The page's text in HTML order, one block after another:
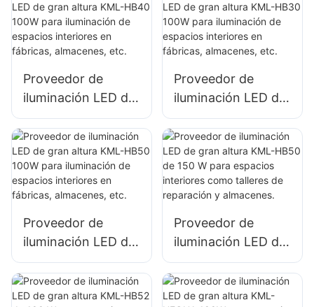
FL2C, proyector
LED de 750 W
reflector LED KML-
FL2C de 1000 W.
Proveedor de
iluminación LED de
gran altura KML-
HB40 100W para
iluminación de
espacios interiores
en fábricas,
Proveedor de
iluminación LED de
gran altura KML-
HB30 100W para
iluminación de
espacios interiores
en fábricas,
Proveedor de
iluminación LED de
gran altura KML-
HB50 100W para
iluminación de
Proveedor de
iluminación LED de
gran altura KML-
HB50 de 150 W
para espacios